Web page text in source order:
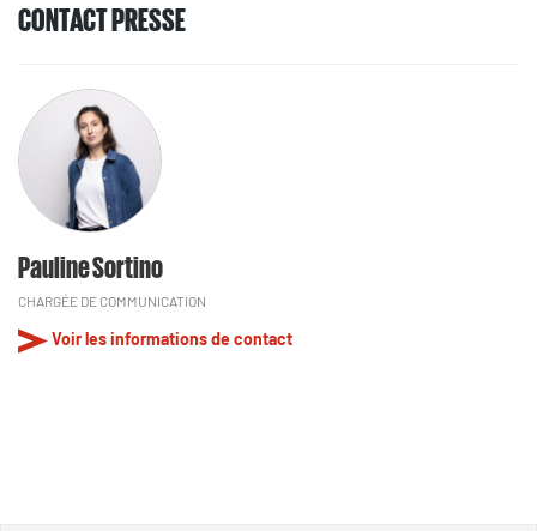
CONTACT PRESSE
Pauline Sortino
CHARGÉE DE COMMUNICATION
Voir les informations de contact